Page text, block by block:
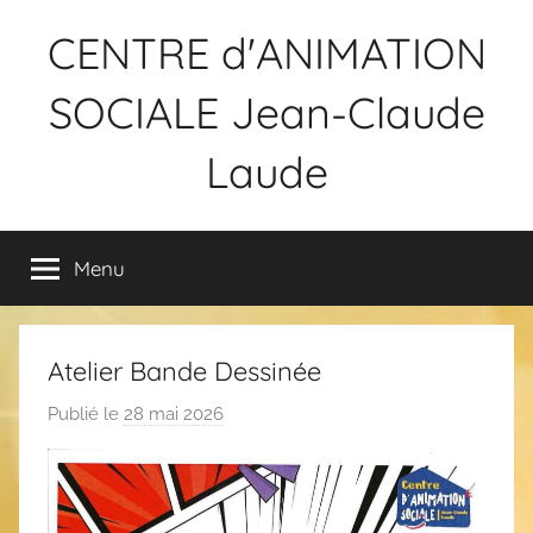
CENTRE d'ANIMATION
SOCIALE Jean-Claude
Laude
Menu
Atelier Bande Dessinée
Publié le 28 mai 2026
r
F